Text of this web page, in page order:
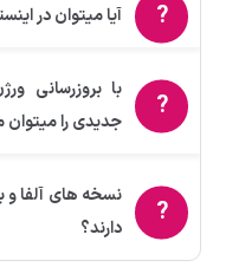
آیا میتوان در
با بروزرسانی
جدیدی را
نسخه های آلفا و
دارند؟